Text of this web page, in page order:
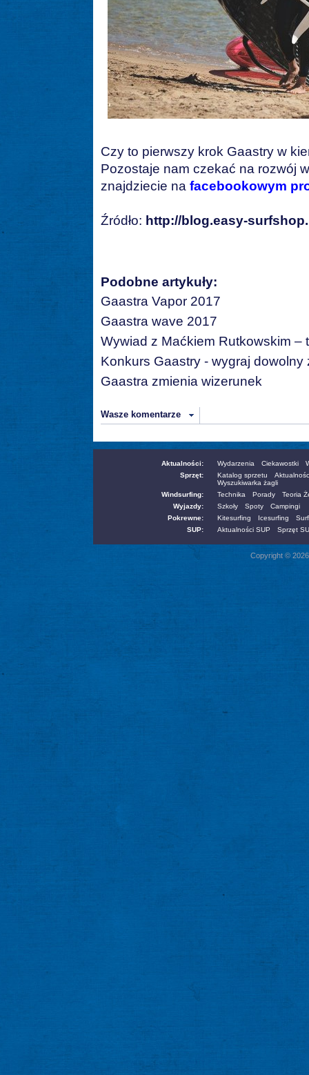
Czy to pierwszy krok Gaastry w
Pozostaje nam czekać na rozwój
znajdziecie na facebookowym
Źródło: http://blog.easy-
Podobne artykuły:
Gaastra Vapor 2017
Gaastra wave 2017
Wywiad z Maćkiem Rutkowskim –
Konkurs Gaastry - wygraj dowolny
Gaastra zmienia wizerunek
Wasze komentarze
Aktualności: Wydarzenia Ciekawostki
Sprzęt:
Katalog sprzetu
Wyszukiwarka żagli
Windsurfing:
Technika Porady
Teoria
Wyjazdy:
Szkoły Spoty
Campingi
Pokrewne:
Kitesurfing Icesurfing
SUP:
Aktualności SUP Sprzęt
Copyright ©